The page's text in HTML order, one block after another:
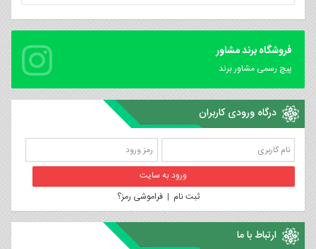
فروشگاه برند مشاور
پیچ رسمی مشاور برند
درگاه ورودی کاربران
ثبت نام |فراموشی رمز؟
ارتباط با ما